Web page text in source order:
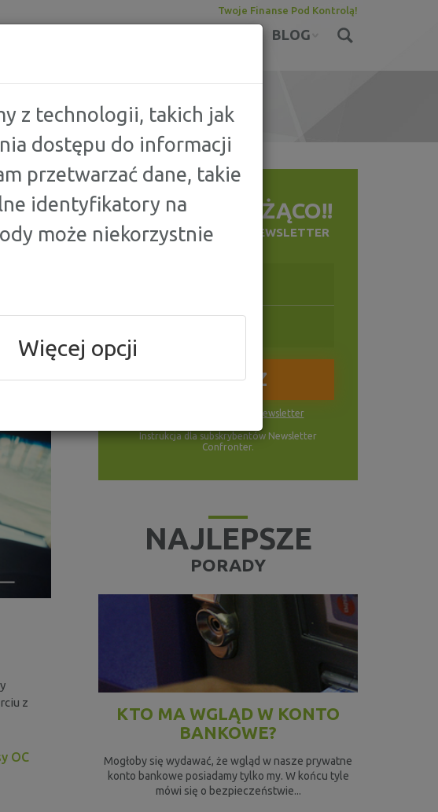
z technologii, takich jak
dostępu do informacji
przetwarzać dane, takie
identyfikatory na
może niekorzystnie
Więcej opcji
Twoje Finanse Pod Kontrolą!
BLOG
się
OC
z
OC
BĄDŹ NA BIEŻĄCO!!
ZAPISZ SIĘ NA NASZ NEWSLETTER
newsletter
Instrukcja dla subskrybentów Newsletter
Confronter.
NAJLEPSZE
PORADY
KTO MA WGLĄD W KONTO
BANKOWE?
Mogłoby się wydawać, że wgląd w nasze prywatne
konto bankowe posiadamy tylko my. W końcu tyle
mówi się o bezpieczeństwie...